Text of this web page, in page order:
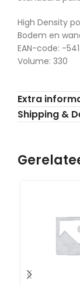
High Density
Bodem en
EAN-code: -
Volume: 330
Extra
Shipping &